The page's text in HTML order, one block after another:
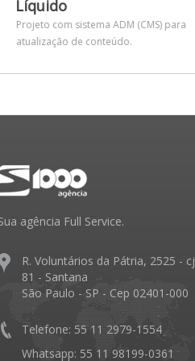
Líquido
Projeto com sistema ADM (CMS) para
atualização de conteúdo.
agência Full Service.
R. Voluntários da Pátria, 2525 - cj
81 - Santana
São Paulo - SP - Cep 02401-000
Telefone: 55 11 2979-1554
Whatsapp: 55 11 98199-0361